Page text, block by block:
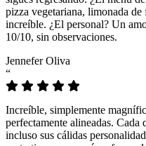
pizza vegetariana, limonada
increíble. ¿El personal? Un
10/10, sin observaciones.
Jennefer Oliva
“
Increíble, simplemente
perfectamente alineadas. Cada
incluso sus cálidas